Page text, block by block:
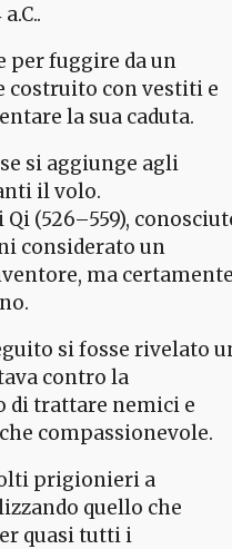
per fuggire da un
costruito con vestiti e
la sua caduta.
si aggiunge agli
il volo.
(526–559),
considerato un
ma
si fosse rivelato
contro la
di trattare nemici e
compassionevole.
prigionieri a
quello che
quasi tutti i